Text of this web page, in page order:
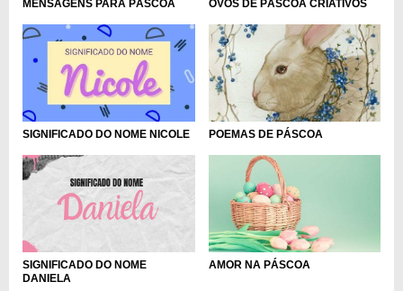
MENSAGENS PARA PÁSCOA OVOS DE PÁSCOA CRIATIVOS
SIGNIFICADO DO NOME NICOLE POEMAS DE PÁSCOA
SIGNIFICADO DO NOME
DANIELA
AMOR NA PÁSCOA